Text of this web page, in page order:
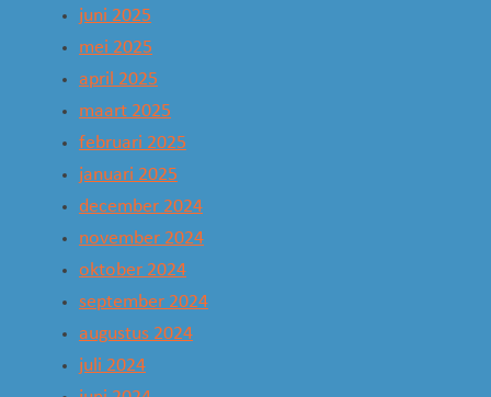
juni 2025
mei 2025
april 2025
maart 2025
februari 2025
januari 2025
december 2024
november 2024
oktober 2024
september 2024
augustus 2024
juli 2024